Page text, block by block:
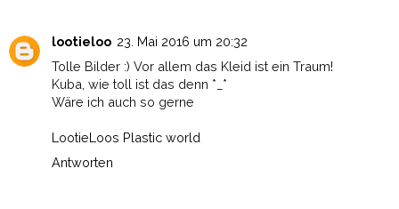
lootieloo 23. Mai 2016 um 20:32
Tolle Bilder :) Vor allem das Kleid ist ein Traum!
Kuba, wie toll ist das denn *_*
Wäre ich auch so gerne
LootieLoos Plastic world
Antworten